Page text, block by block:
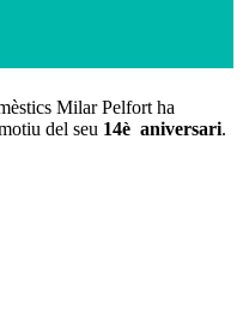
Milar Pelfort ha
del seu 14è aniversari.